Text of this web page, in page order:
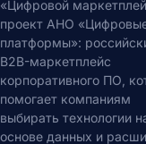
«Цифровой
проект АНО
платформы»:
B2B-маркетплейс
корпоративного ПО,
помогает компаниям
выбирать технологии
основе данных и